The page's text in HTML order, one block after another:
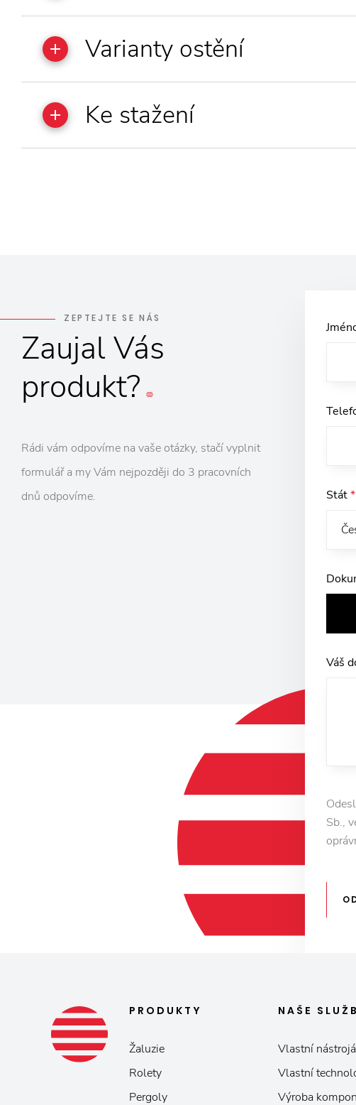
Varianty ostění
Ke stažení
ZEPTEJTE SE NÁS
ZaujalVás
produkt?
Rádi vám odpovíme na vaše otázky, stačí vyplnit
formulář a my Vám nejpozději do 3 pracovních
dnů odpovíme.
Stát*
Váš
Sb.,
PRODUKTY
Žaluzie
Rolety
Pergoly
NAŠE
Vlastní
Vlastní
Výroba